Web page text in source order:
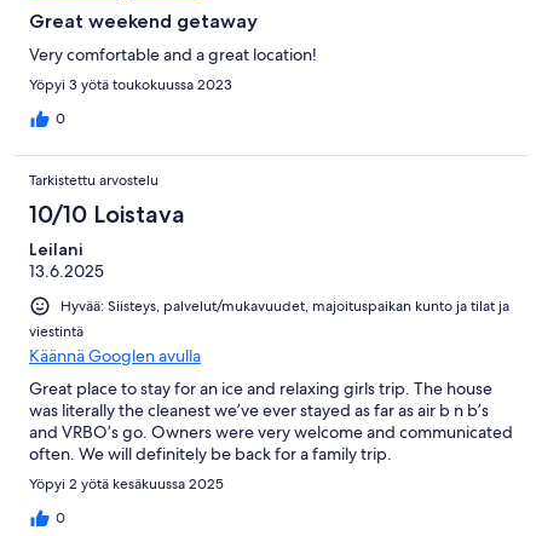
Great weekend getaway
Very comfortable and a great location!
Yöpyi 3 yötä toukokuussa 2023
0
Tarkistettu arvostelu
10/10 Loistava
Leilani
13.6.2025
Hyvää: Siisteys, palvelut/mukavuudet, majoituspaikan kunto ja tilat ja
viestintä
Käännä Googlen avulla
Great place to stay for an ice and relaxing girls trip. The house
was literally the cleanest we’ve ever stayed as far as air b n b’s
and VRBO’s go. Owners were very welcome and communicated
often. We will definitely be back for a family trip.
Yöpyi 2 yötä kesäkuussa 2025
0